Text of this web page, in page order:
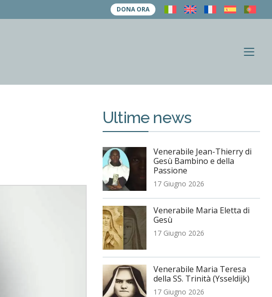
DONA ORA
c
r
A
m
Ultime news
Venerabile Jean-Thierry di
Gesù Bambino e della
Passione
17 Giugno 2026
Venerabile Maria Eletta di
Gesù
17 Giugno 2026
Venerabile Maria Teresa
della SS. Trinità (Ysseldijk)
17 Giugno 2026